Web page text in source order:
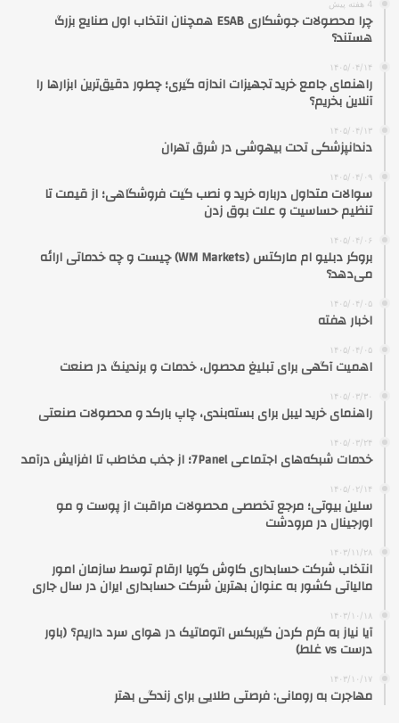
4 هفته پیش
چرا محصولات جوشکاری ESAB همچنان انتخاب اول صنایع بزرگ
هستند؟
۱۴۰۵/۰۴/۱۴
راهنمای جامع خرید تجهیزات اندازه گیری؛ چطور دقیق‌ترین ابزارها را
آنلاین بخریم؟
۱۴۰۵/۰۴/۱۳
دندانپزشکی تحت بیهوشی در شرق تهران
۱۴۰۵/۰۴/۰۹
سوالات متداول درباره خرید و نصب گیت فروشگاهی؛ از قیمت تا
تنظیم حساسیت و علت بوق زدن
۱۴۰۵/۰۴/۰۶
بروکر دبلیو ام مارکتس (WM Markets) چیست و چه خدماتی ارائه
می‌دهد؟
۱۴۰۵/۰۴/۰۵
اخبار هفته
۱۴۰۵/۰۴/۰۵
اهمیت آگهی برای تبلیغ محصول، خدمات و برندینگ در صنعت
۱۴۰۵/۰۳/۳۰
راهنمای خرید لیبل برای بسته‌بندی، چاپ بارکد و محصولات صنعتی
۱۴۰۵/۰۳/۲۴
خدمات شبکه‌های اجتماعی 7Panel؛ از جذب مخاطب تا افزایش درآمد
۱۴۰۵/۰۲/۱۴
سلین بیوتی؛ مرجع تخصصی محصولات مراقبت از پوست و مو
اورجینال در مرودشت
۱۴۰۳/۱۱/۲۸
انتخاب شرکت حسابداری کاوش گویا ارقام توسط سازمان امور
مالیاتی کشور به عنوان بهترین شرکت حسابداری ایران در سال جاری
۱۴۰۳/۱۰/۱۸
آیا نیاز به گرم کردن گیربکس اتوماتیک در هوای سرد داریم؟ (باور
درست vs غلط)
۱۴۰۳/۱۰/۱۷
مهاجرت به رومانی: فرصتی طلایی برای زندگی بهتر